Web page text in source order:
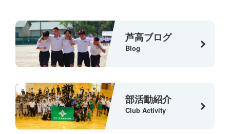
芦高ブログ
Blog
部活動紹介
Club Activity